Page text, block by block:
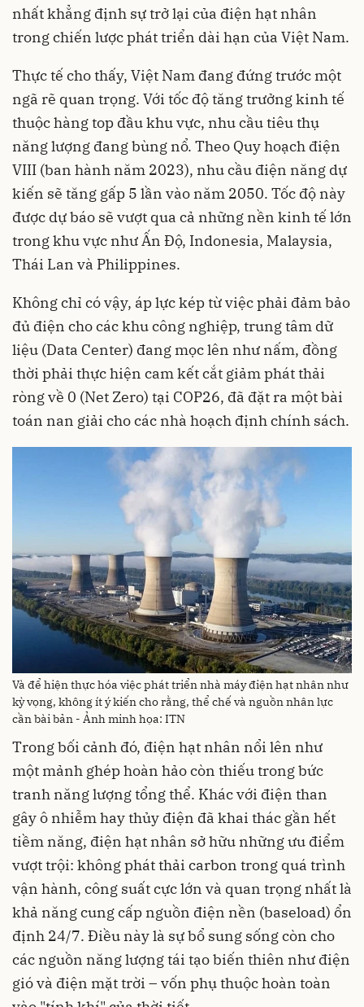
nhất khẳng định sự trở lại của điện hạt nhân
trong chiến lược phát triển dài hạn của Việt Nam.
Thực tế cho thấy, Việt Nam đang đứng trước một
ngã rẽ quan trọng. Với tốc độ tăng trưởng kinh tế
thuộc hàng top đầu khu vực, nhu cầu tiêu thụ
năng lượng đang bùng nổ. Theo Quy hoạch điện
VIII (ban hành năm 2023), nhu cầu điện năng dự
kiến sẽ tăng gấp 5 lần vào năm 2050. Tốc độ này
được dự báo sẽ vượt qua cả những nền kinh tế lớn
trong khu vực như Ấn Độ, Indonesia, Malaysia,
Thái Lan và Philippines.
Không chỉ có vậy, áp lực kép từ việc phải đảm bảo
đủ điện cho các khu công nghiệp, trung tâm dữ
liệu (Data Center) đang mọc lên như nấm, đồng
thời phải thực hiện cam kết cắt giảm phát thải
ròng về 0 (Net Zero) tại COP26, đã đặt ra một bài
toán nan giải cho các nhà hoạch định chính sách.
Và để hiện thực hóa việc phát triển nhà máy điện hạt nhân như
kỳ vọng, không ít ý kiến cho rằng, thể chế và nguồn nhân lực
cần bài bản - Ảnh minh họa: ITN
Trong bối cảnh đó, điện hạt nhân nổi lên như
một mảnh ghép hoàn hảo còn thiếu trong bức
tranh năng lượng tổng thể. Khác với điện than
gây ô nhiễm hay thủy điện đã khai thác gần hết
tiềm năng, điện hạt nhân sở hữu những ưu điểm
vượt trội: không phát thải carbon trong quá trình
vận hành, công suất cực lớn và quan trọng nhất là
khả năng cung cấp nguồn điện nền (baseload) ổn
định 24/7. Điều này là sự bổ sung sống còn cho
các nguồn năng lượng tái tạo biến thiên như điện
gió và điện mặt trời – vốn phụ thuộc hoàn toàn